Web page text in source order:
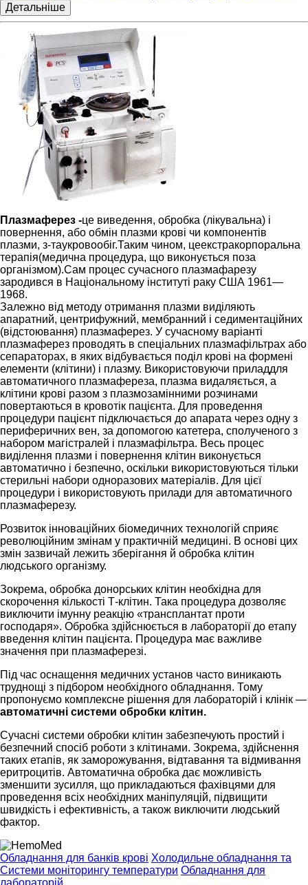
Детальніше
Плазмаферез -це виведення, обробка (лікувальна) і
повернення, або обмін плазми крові чи компонентів
плазми, з-таукровообіг.Таким чином, цеекстракорпоральна
терапія(медична процедура, що виконується поза
організмом).Сам процес сучасного плазмафарезу
зародився в Національному інституті раку США 1961—
1968.
Залежно від методу отримання плазми виділяють
апаратний, центрифужний, мембранний і седиментаційних
(відстоювання) плазмаферез. У сучасному варіанті
плазмаферез проводять в спеціальних плазмафільтрах або
сепараторах, в яких відбувається поділ крові на формені
елементи (клітини) і плазму. Використовуючи приладдля
автоматичного плазмафереза, плазма видаляється, а
клітини крові разом з плазмозамінними розчинами
повертаються в кровотік пацієнта. Для проведення
процедури пацієнт підключається до апарата через одну з
периферичних вен, за допомогою катетера, сполученого з
набором магістралей і плазмафільтра. Весь процес
виділення плазми і повернення клітин виконується
автоматично і безпечно, оскільки використовуються тільки
стерильні набори одноразових матеріалів. Для цієї
процедури і використовують прилади для автоматичного
плазмаферезу.
Розвиток інноваційних біомедичних технологій сприяє
революційним змінам у практичній медицині. В основі цих
змін зазвичай лежить зберігання й обробка клітин
людського організму.
Зокрема, обробка донорських клітин необхідна для
скорочення кількості Т-клітин. Така процедура дозволяє
виключити імунну реакцію «трансплантат проти
господаря». Обробка здійснюється в лабораторії до етапу
введення клітин пацієнта. Процедура має важливе
значення при плазмаферезі.
Під час оснащення медичних установ часто виникають
труднощі з підбором необхідного обладнання. Тому
пропонуємо комплексне рішення для лабораторій і клінік —
автоматичні системи обробки клітин.
Сучасні системи обробки клітин забезпечують простий і
безпечний спосіб роботи з клітинами. Зокрема, здійснення
таких етапів, як заморожування, відтавання та відмивання
еритроцитів. Автоматична обробка дає можливість
зменшити зусилля, що прикладаються фахівцями для
проведення всіх необхідних маніпуляцій, підвищити
швидкість і ефективність, а також виключити людський
фактор.
Обладнання для банків крові Холодильне обладнання та
Системи моніторингу температури Обладнання для
лабораторій